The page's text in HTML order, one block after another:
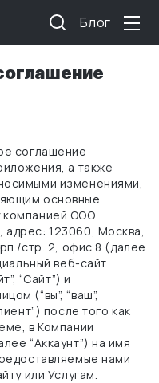
Блог
соглашение
а также
изменениями,
основные
компанией ООО
123060, Москва,
стр. 2, офис 8 (далее
веб-сайт
“Сайт”) и
(“вы”, “ваш”,
после того как
в Компании
“Аккаунт”) на имя
нами
или Услугам.